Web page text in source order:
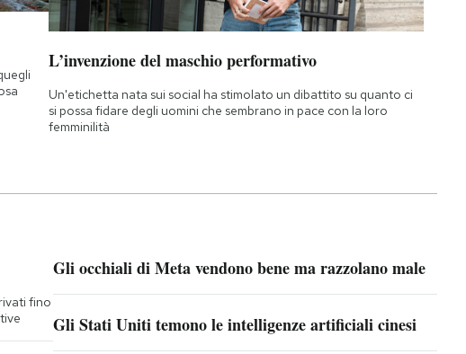
L’invenzione del maschio performativo
Un'etichetta nata sui social ha stimolato un dibattito su quanto ci
si possa fidare degli uomini che sembrano in pace con la loro
femminilità
fino
Gli occhiali di Meta vendono bene ma razzolano male
Gli Stati Uniti temono le intelligenze artificiali cinesi